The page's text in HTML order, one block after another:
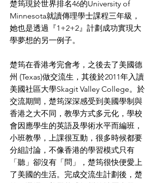
楚筠現於世界排名46的University of
Minnesota就讀傳理學士課程三年級，
她也是透過『1+2+2』計劃成功實現大
學夢想的另一例子。
楚筠在香港考完會考，之後去了美國德
州 (Texas)做交流生，其後於2011年入讀
美國社區大學Skagit Valley College。於
交流期間，楚筠深深感受到美國學制與
香港之大不同，教學方式多元化，學校
會因應學生的英語及學術水平而編班，
小班教學，上課很互動，很多時候都要
分組討論，不像香港的學習模式只有
「聽」卻沒有「問」，楚筠很快便愛上
了美國的生活。完成交流生計劃後，楚